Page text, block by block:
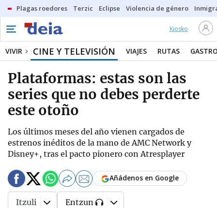
Plagas roedores Terzic Eclipse Violencia de género
Kiosko
VIVIR CINE Y TELEVISIÓN VIAJES RUTAS
Plataformas: estas son las
series que no debes perderte
este otoño
Los últimos meses del año vienen cargados de
estrenos inéditos de la mano de AMC Network y
Disney+, tras el pacto pionero con Atresplayer
Añádenos en Google
Itzuli Entzun